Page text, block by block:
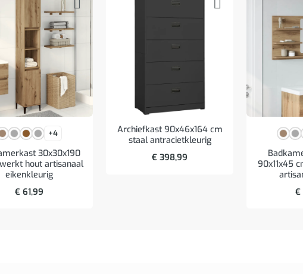
+4
30x30x190
hout artisanaal
eikenkleurig
€ 61,99
Archiefkast 90x46x164 cm
staal antracietkleurig
€ 398,99
90x11x45
€